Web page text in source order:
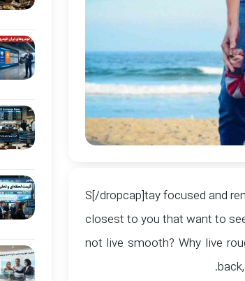
closest to you that want to
not live smooth? Why live